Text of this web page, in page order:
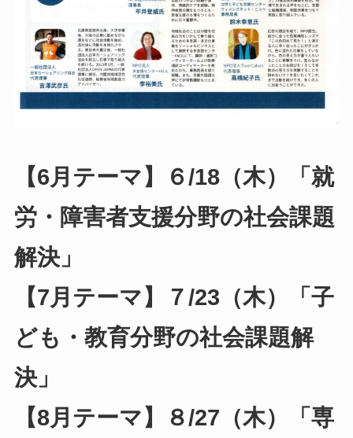
【6月テーマ】６/18（木）「就
労・障害者支援分野の社会課題
解決」
【7月テーマ】７/23（木）「子
ども・教育分野の社会課題解
決」
【8月テーマ】８/27（木）「専